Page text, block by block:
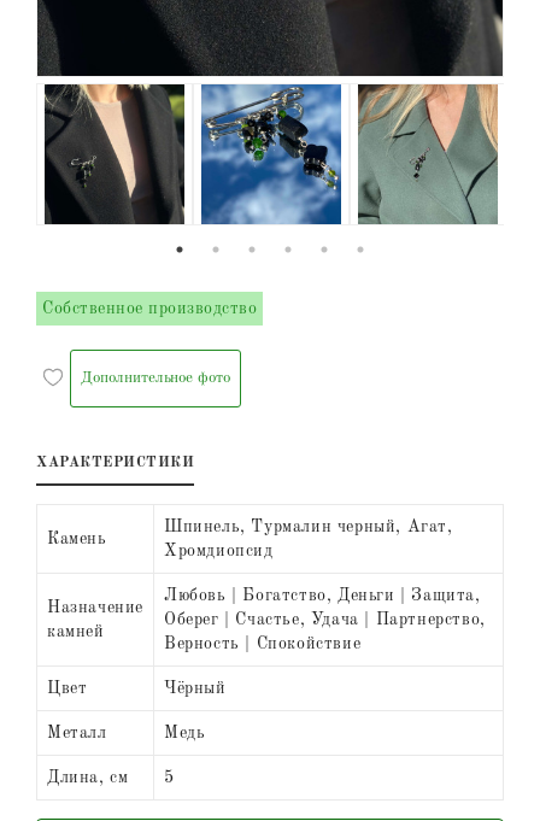
Собственное производство
Дополнительное фото
ХАРАКТЕРИСТИКИ
Камень
Шпинель, Турмалин черный, Агат,
Хромдиопсид
Назначение
камней
Любовь | Богатство, Деньги | Защита,
Оберег | Счастье, Удача | Партнерство,
Верность | Спокойствие
Цвет Чёрный
Металл Медь
Длина, см 5